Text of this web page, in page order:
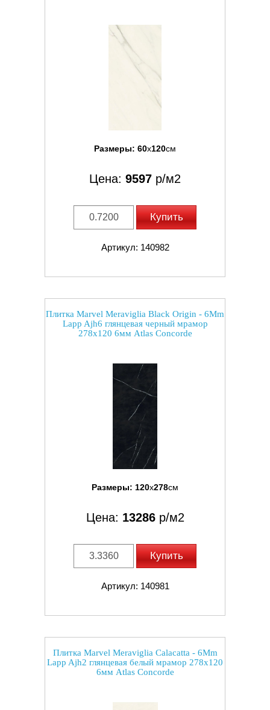
Размеры: 60x120см
Цена: 9597 р/м2
Купить
Артикул: 140982
Плитка Marvel Meraviglia Black Origin - 6Mm
Lapp Ajh6 глянцевая черный мрамор
278x120 6мм Atlas Concorde
Размеры: 120x278см
Цена: 13286р/м2
Купить
Артикул: 140981
Плитка Marvel Meraviglia Calacatta - 6Mm
Lapp Ajh2 глянцевая белый мрамор 278x120
6мм Atlas Concorde